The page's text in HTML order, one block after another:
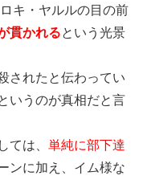
キ・ヤルルの目の前
貫かれるという光景
されたと伝わってい
いうのが真相だと言
ては、 単純に部下達
ンに加え、イム様な